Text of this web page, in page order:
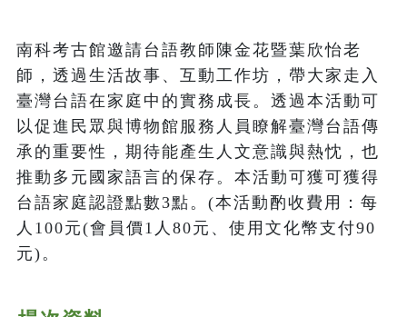
南科考古館邀請台語教師陳金花暨葉欣怡老
師，透過生活故事、互動工作坊，帶大家走入
臺灣台語在家庭中的實務成長。透過本活動可
以促進民眾與博物館服務人員瞭解臺灣台語傳
承的重要性，期待能產生人文意識與熱忱，也
推動多元國家語言的保存。本活動可獲可獲得
台語家庭認證點數3點。(本活動酌收費用：每
人100元(會員價1人80元、使用文化幣支付90
元)。